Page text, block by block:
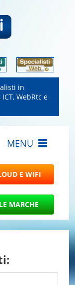
in
WebRtc e